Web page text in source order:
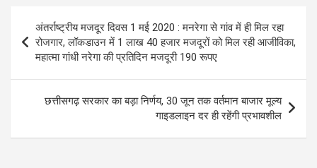
o
o
k
A
p
p
a
m
Post
navigation
अंतर्राष्ट्रीय मजदूर दिवस 1 मई 2020 : मनरेगा से गांव में ही मिल रहा
रोजगार, लॉकडाउन में 1 लाख 40 हजार मजदूरों को मिल रही आजीविका,
महात्मा गांधी नरेगा की प्रतिदिन मजदूरी 190 रूपए
छत्तीसगढ़ सरकार का बड़ा निर्णय, 30 जून तक वर्तमान बाजार मूल्य
गाइडलाइन दर ही रहेंगी प्रभावशील